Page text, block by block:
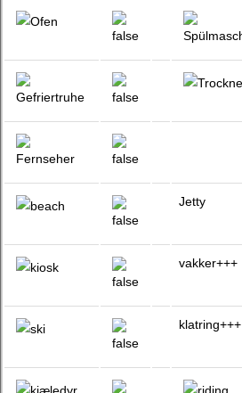
Jetty
vakker+++
klatring+++